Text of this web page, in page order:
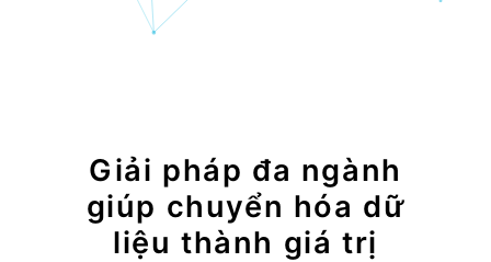
Giải pháp đa ngành
giúp chuyển hóa dữ
liệu thành giá trị